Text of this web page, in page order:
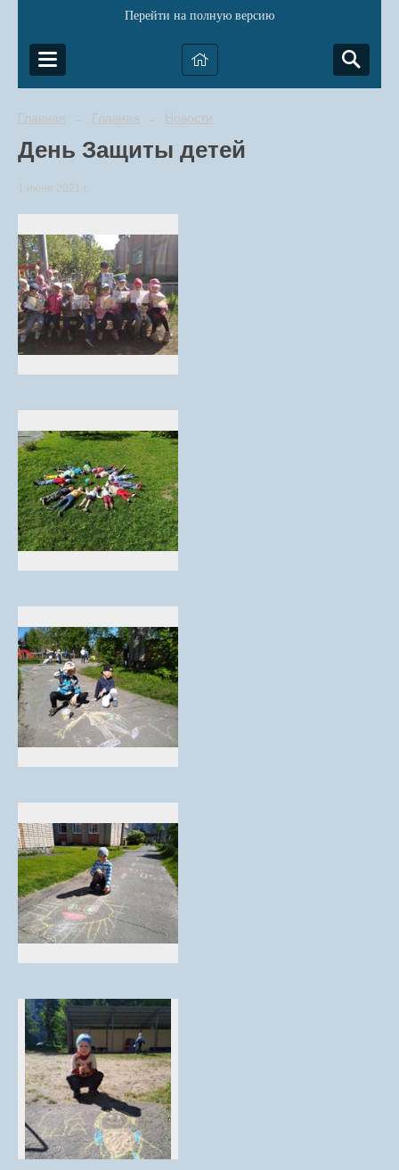
Перейти на полную версию
Главная → Главная → Новости
День Защиты детей
1 июня 2021 г.